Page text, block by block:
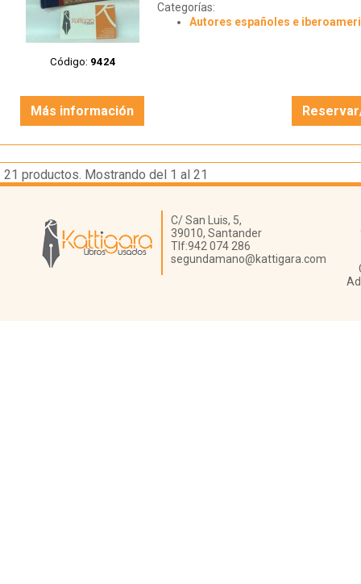
Código: 9424
Categorías:
Autores españoles e
Más información
21 productos. Mostrando del 1 al 21
Librería Kattigara
C/ San Luis, 5,
39010, Santander
Tlf:942 074 286
segundamano@kattigara.com